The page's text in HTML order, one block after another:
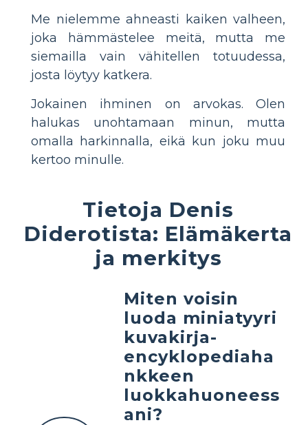
Me nielemme ahneasti kaiken valheen,
joka hämmästelee meitä, mutta me
siemailla vain vähitellen totuudessa,
josta löytyy katkera.
Jokainen ihminen on arvokas. Olen
halukas unohtamaan minun, mutta
omalla harkinnalla, eikä kun joku muu
kertoo minulle.
Tietoja Denis
Diderotista: Elämäkerta
ja merkitys
Miten voisin
luoda miniatyyri
kuvakirja-
encyklopediaha
nkkeen
luokkahuoneess
ani?